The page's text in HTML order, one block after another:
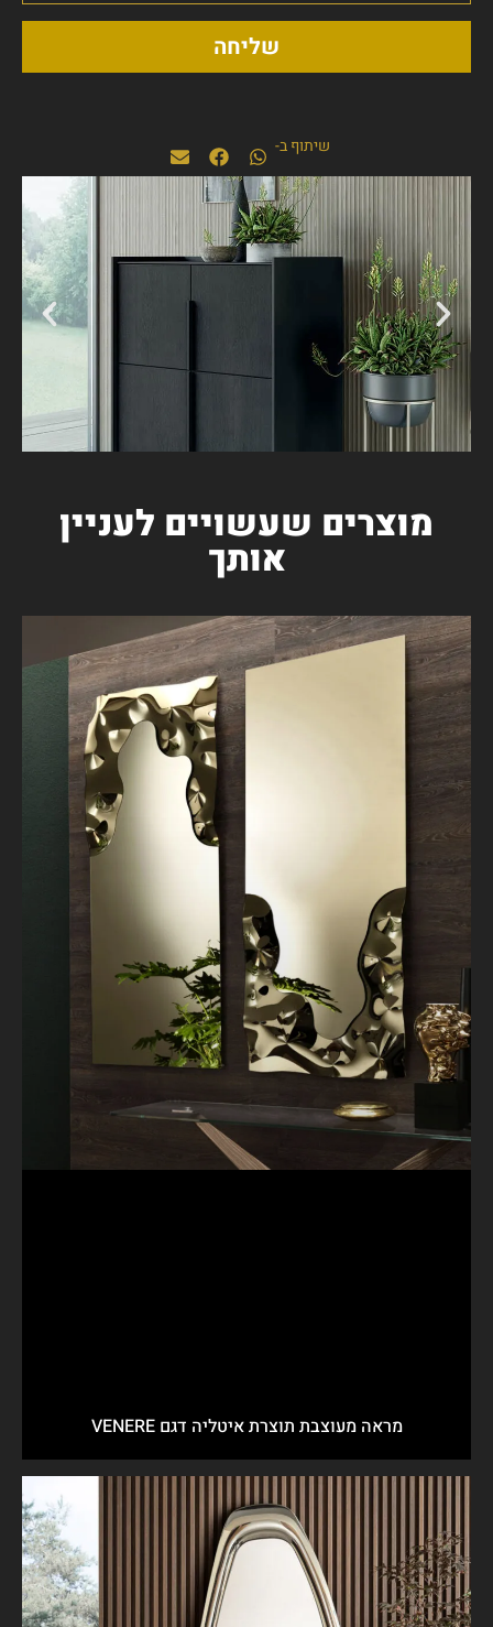
שליחה
שיתוף ב-
מוצרים שעשויים לעניין
אותך
מראה מעוצבת תוצרת איטליה דגם VENERE